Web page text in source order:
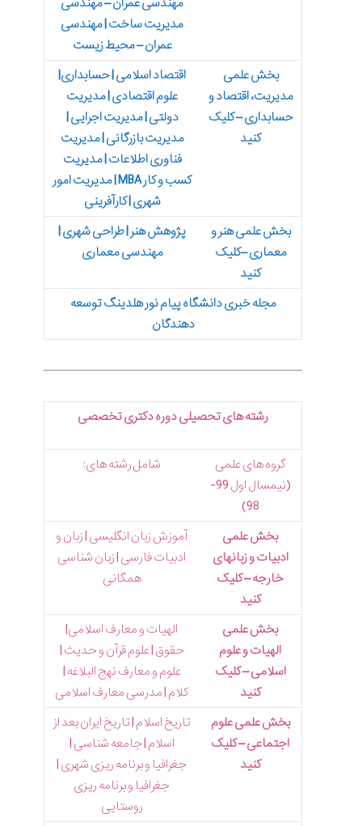
مدیریت ساخت | مهندسی
عمران – محیط زیست
بخش علمی
مدیریت، اقتصاد و
حسابداری – کلیک
کنید
اقتصاد اسلامی | حسابداری|
علوم اقتصادی | مدیریت
دولتی | مدیریت اجرایی |
مدیریت بازرگانی | مدیریت
فناوری اطلاعات | مدیریت
کسب و کار MBA | مدیریت امور
شهری | کارآفرینی
بخش علمی هنر و
معماری –کلیک
کنید
پژوهش هنر | طراحی شهری |
مهندسی معماری
مجله خبری دانشگاه پیام نور هلدینگ توسعه
دهندگان
رشته های تحصیلی دوره دکتری تخصصی
گروه های علمی
(نیمسال اول 99-
98)
شامل رشته های:
بخش علمی
ادبیات و زبانهای
خارجه – کلیک
کنید
آموزش زبان انگلیسی | زبان و
ادبیات فارسی | زبان شناسی
همگانی
بخش علمی
الهیات و علوم
اسلامی – کلیک
کنید
الهیات و معارف اسلامی|
حقوق | علوم قرآن و حدیث |
علوم و معارف نهج البلاغه |
کلام | مدرسی معارف اسلامی
بخش علمی علوم
اجتماعی – کلیک
کنید
تاریخ اسلام | تاریخ ایران بعد از
اسلام | جامعه شناسی |
جغرافیا و برنامه ریزی شهری |
جغرافیا و برنامه ریزی
روستایی